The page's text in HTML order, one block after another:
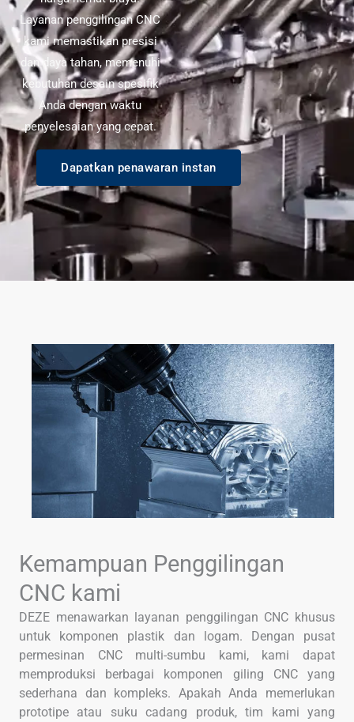
Layanan penggilingan CNC
kami memastikan presisi
dan daya tahan, memenuhi
kebutuhan desain spesifik
Anda dengan waktu
penyelesaian yang cepat.
Dapatkan penawaran instan
Kemampuan Penggilingan
CNC kami
DEZE menawarkan layanan penggilingan CNC khusus
untuk komponen plastik dan logam. Dengan pusat
permesinan CNC multi-sumbu kami, kami dapat
memproduksi berbagai komponen giling CNC yang
sederhana dan kompleks. Apakah Anda memerlukan
prototipe atau suku cadang produk, tim kami yang